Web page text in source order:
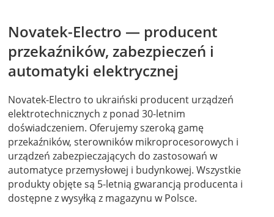
Novatek-Electro — producent
przekaźników, zabezpieczeń i
automatyki elektrycznej
Novatek-Electro to ukraiński producent urządzeń
elektrotechnicznych z ponad 30-letnim
doświadczeniem. Oferujemy szeroką gamę
przekaźników, sterowników mikroprocesorowych i
urządzeń zabezpieczających do zastosowań w
automatyce przemysłowej i budynkowej. Wszystkie
produkty objęte są 5-letnią gwarancją producenta i
dostępne z wysyłką z magazynu w Polsce.